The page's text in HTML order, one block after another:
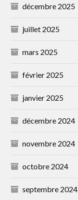
décembre 2025
juillet 2025
mars 2025
février 2025
janvier 2025
décembre 2024
novembre 2024
octobre 2024
septembre 2024